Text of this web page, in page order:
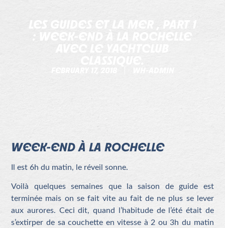
LES GUIDES ET LA MER , PART 1
: WEEK-END À LA ROCHELLE
AVEC LE YACHTCLUB
WEEK-END À LA ROCHELLE
Il est 6h du matin, le réveil sonne.
Voilà quelques semaines que la saison de guide est
terminée mais on se fait vite au fait de ne plus se lever
aux aurores. Ceci dit, quand l’habitude de l’été était de
s’extirper de sa couchette en vitesse à 2 ou 3h du matin